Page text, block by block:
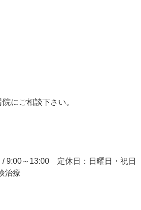
にご相談下さい。
/ 9:00～13:00 定休日：日曜日・祝日
治療